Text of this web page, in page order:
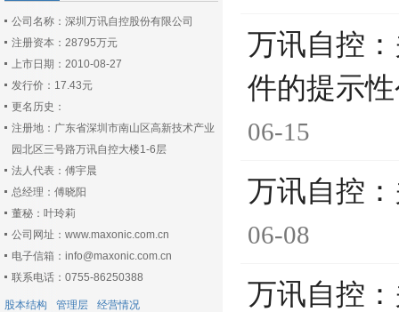
公司名称：深圳万讯自控股份有限公司
注册资本：28795万元
上市日期：2010-08-27
发行价：17.43元
更名历史：
注册地：广东省深圳市南山区高新技术产业
园北区三号路万讯自控大楼1-6层
法人代表：傅宇晨
总经理：傅晓阳
董秘：叶玲莉
公司网址：www.maxonic.com.cn
电子信箱：info@maxonic.com.cn
联系电话：0755-86250388
股本结构 管理层 经营情况
万讯自控
件的提示
06-15
万讯自控
06-08
万讯自控